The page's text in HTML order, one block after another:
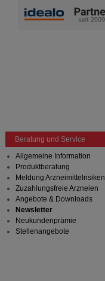
Beratung und Service
Allgemeine Information
Produktberatung
Meldung Arzneimittelrisiken
Zuzahlungsfreie Arzneien
Angebote & Downloads
Newsletter
Neukundenprämie
Stellenangebote